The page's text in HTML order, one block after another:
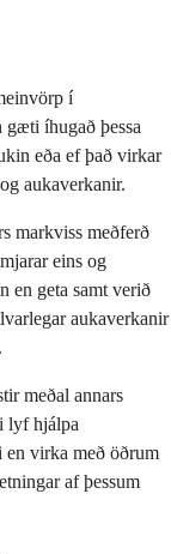
í
íhugað þessa
eða ef það virkar
aukaverkanir.
markviss meðferð
eins og
en geta samt verið
aukaverkanir
meðal annars
lyf hjálpa
en virka með öðrum
af þessum